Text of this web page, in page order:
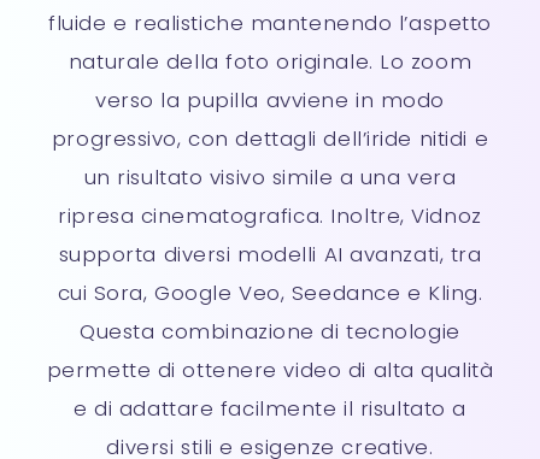
fluide e realistiche mantenendo l’aspetto
naturale della foto originale. Lo zoom
verso la pupilla avviene in modo
progressivo, con dettagli dell’iride nitidi e
un risultato visivo simile a una vera
ripresa cinematografica. Inoltre, Vidnoz
supporta diversi modelli AI avanzati, tra
cui Sora, Google Veo, Seedance e Kling.
Questa combinazione di tecnologie
permette di ottenere video di alta qualità
e di adattare facilmente il risultato a
diversi stili e esigenze creative.